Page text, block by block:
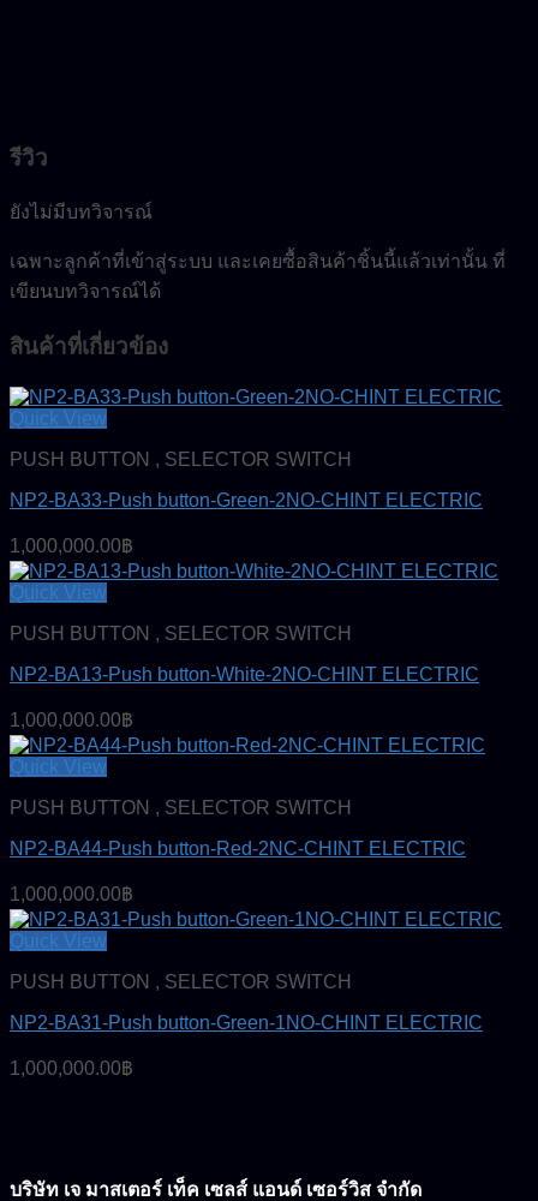
รีวิว
ยังไม่มีบทวิจารณ์
เฉพาะลูกค้าที่เข้าสู่ระบบ และเคยซื้อสินค้าชิ้นนี้แล้วเท่านั้น ที่
เขียนบทวิจารณ์ได้
สินค้าที่เกี่ยวข้อง
Quick View
PUSH BUTTON , SELECTOR SWITCH
NP2-BA33-Push button-Green-2NO-CHINT ELECTRIC
1,000,000.00฿
Quick View
PUSH BUTTON , SELECTOR SWITCH
NP2-BA13-Push button-White-2NO-CHINT ELECTRIC
1,000,000.00฿
Quick View
PUSH BUTTON , SELECTOR SWITCH
NP2-BA44-Push button-Red-2NC-CHINT ELECTRIC
1,000,000.00฿
Quick View
PUSH BUTTON , SELECTOR SWITCH
NP2-BA31-Push button-Green-1NO-CHINT ELECTRIC
1,000,000.00฿
บริษัท เจ มาสเตอร์ เท็ค เซลส์ แอนด์ เซอร์วิส จำกัด